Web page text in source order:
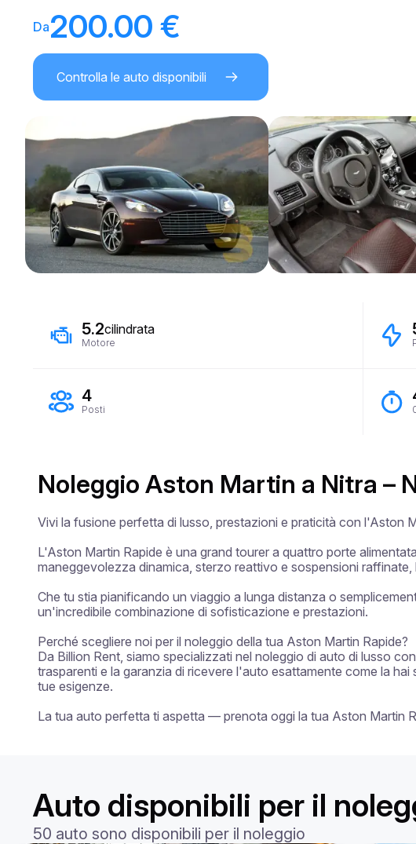
Da200.00 €
Controlla le auto disponibili
5.2cilindrata
Motore
4
Posti
Noleggio Aston Martin a Nitra –
Vivi la fusione perfetta di lusso, prestazioni e praticità con l'Aston
L'Aston Martin Rapide è una grand tourer a quattro porte
maneggevolezza dinamica, sterzo reattivo e sospensioni
Che tu stia pianificando un viaggio a lunga distanza o
un'incredibile combinazione di sofisticazione e prestazioni.
Perché scegliere noi per il noleggio della tua Aston Martin Rapide?
Da Billion Rent, siamo specializzati nel noleggio di auto di lusso
trasparenti e la garanzia di ricevere l'auto esattamente come la
tue esigenze.
La tua auto perfetta ti aspetta — prenota oggi la tua Aston Martin
Auto disponibili per il
50 auto sono disponibili per il noleggio